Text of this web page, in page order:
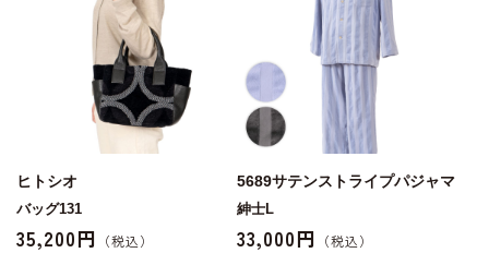
ヒトシオ
バッグ131
35,200円
5689サテンストライプパジャマ
紳士L
33,000円